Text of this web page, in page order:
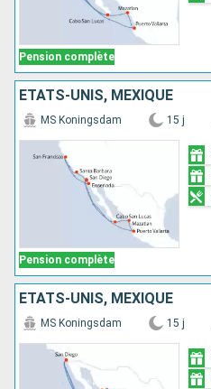
Pension complète
ÉTATS-UNIS, MEXIQUE
Pension complète
MS Koningsdam 15 j
ÉTATS-UNIS, MEXIQUE
MS Koningsdam 15 j